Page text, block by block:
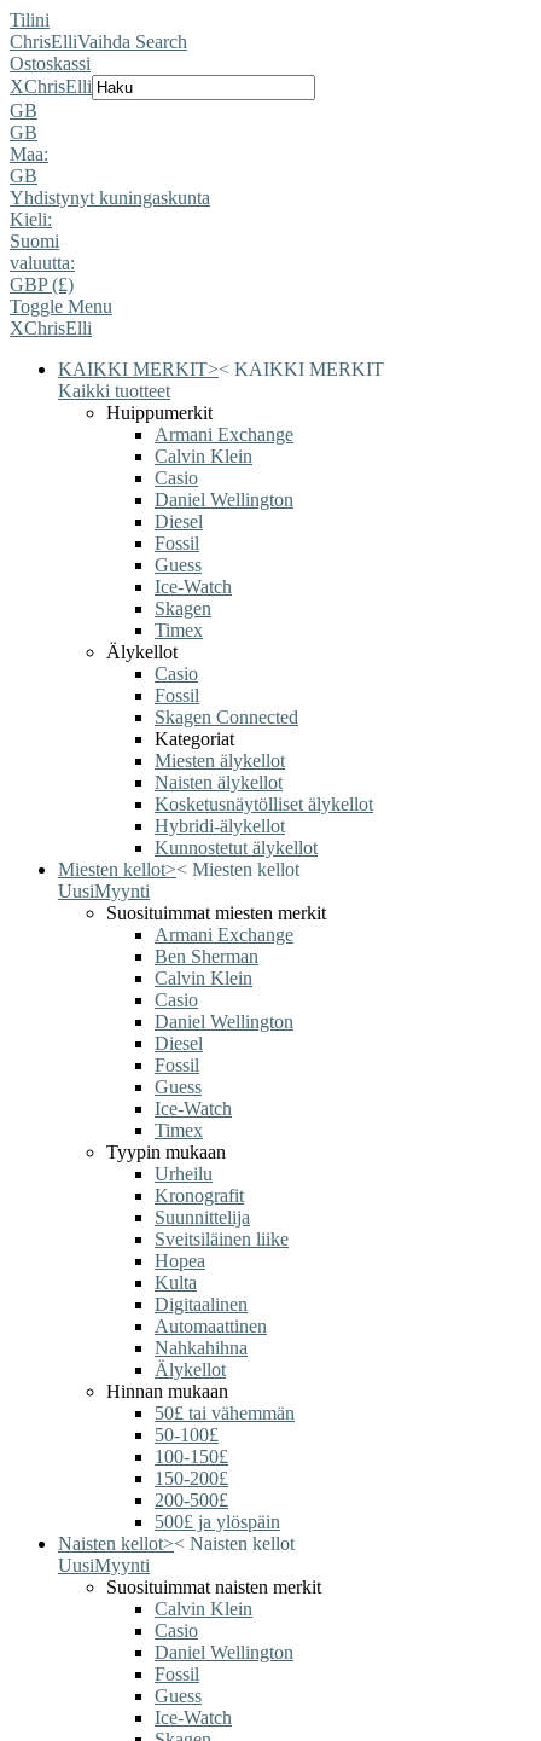
Tilini
ChrisElliVaihda Search
Ostoskassi
XChrisElli
GB
GB
Maa:
GB
Yhdistynyt kuningaskunta
Kieli:
Suomi
valuutta:
GBP (£)
Toggle Menu
XChrisElli
KAIKKI MERKIT>< KAIKKI MERKIT
Kaikki tuotteet
Huippumerkit
Armani Exchange
Calvin Klein
Casio
Daniel Wellington
Diesel
Fossil
Guess
Ice-Watch
Skagen
Timex
Älykellot
Casio
Fossil
Skagen Connected
Kategoriat
Miesten älykellot
Naisten älykellot
Kosketusnäytölliset älykellot
Hybridi-älykellot
Kunnostetut älykellot
Miesten kellot>< Miesten kellot
UusiMyynti
Suosituimmat miesten merkit
Armani Exchange
Ben Sherman
Calvin Klein
Casio
Daniel Wellington
Diesel
Fossil
Guess
Ice-Watch
Timex
Tyypin mukaan
Urheilu
Kronografit
Suunnittelija
Sveitsiläinen liike
Hopea
Kulta
Digitaalinen
Automaattinen
Nahkahihna
Älykellot
Hinnan mukaan
50£ tai vähemmän
50-100£
100-150£
150-200£
200-500£
500£ ja ylöspäin
Naisten kellot>< Naisten kellot
UusiMyynti
Suosituimmat naisten merkit
Calvin Klein
Casio
Daniel Wellington
Fossil
Guess
Ice-Watch